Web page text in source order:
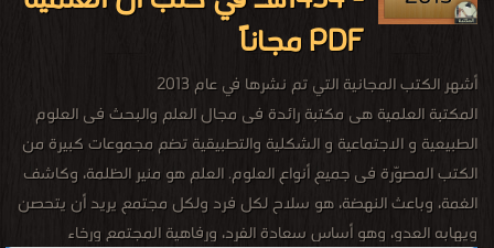
يُقرأ حالياً
اضف كتاب
PDF مجاناً
أشهر الكتب المجانية التي تم نشرها في عام 2013
المكتبة العلمية هى مكتبة رائدة فى مجال العلم والبحث فى العلوم
الطبيعية و الاجتماعية و الشكلية والتطبيقية تضم مجموعات كبيرة من
الكتب المصوّرة فى جميع أنواع العلوم. العلم هو منير الظلمة، وكاشف
الغمة، وباعث النهضة، هو سلاح لكل فرد ولكل مجتمع يريد أن يتحصن
ويهابه العدو، وهو أساس سعادة الفرد، ورفاهية المجتمع ورخاء